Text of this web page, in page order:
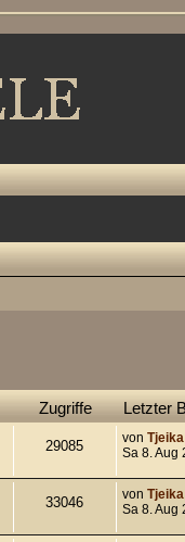
Zugriffe Letzter
29085 von Tjeika
Sa 8. Aug
33046 von Tjeika
Sa 8. Aug